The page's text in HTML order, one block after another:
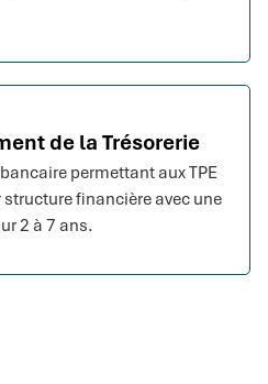
de la Trésorerie
permettant aux TPE
financière avec une
2 à 7 ans.